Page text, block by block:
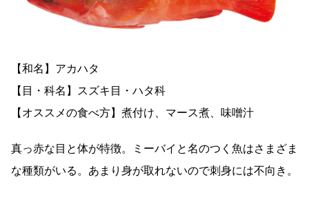
【和名】アカハタ
【目・科名】スズキ目・ハタ科
【オススメの食べ方】煮付け、マース煮、味噌汁
真っ赤な目と体が特徴。ミーバイと名のつく魚はさまざま
な種類がいる。あまり身が取れないので刺身には不向き。